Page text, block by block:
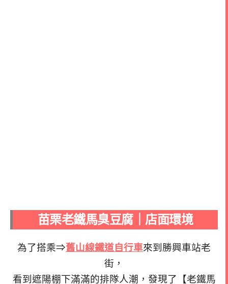
苗栗老鐵馬臭豆腐｜店面環境
為了搭乘⇒舊山線鐵道自行車來到勝興車站老
街，
看到遮陽棚下滿滿的排隊人潮，發現了【老鐵馬